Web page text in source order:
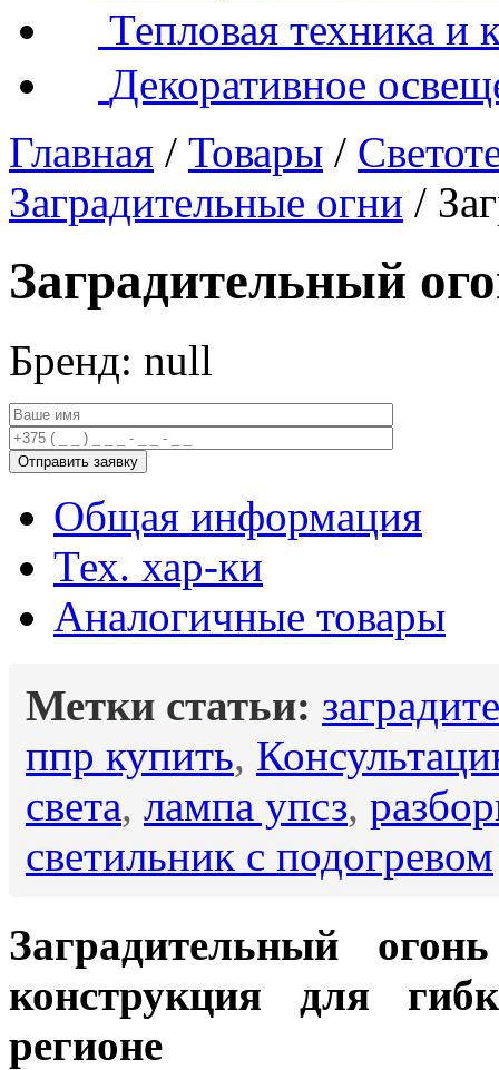
Тепловая техника и
Декоративное
Главная / Товары /
Заградительные огни /
Заградительный
Бренд: null
Общая информация
Тех. хар-ки
Аналогичные товары
Метки статьи:
ппр купить,
света, лампа упсз,
светильник с подогревом
Заградительный
конструкция для
регионе